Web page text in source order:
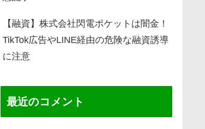
【融資】株式会社閃電ポケットは闇金！
TikTok広告やLINE経由の危険な融資誘導
に注意
最近のコメント